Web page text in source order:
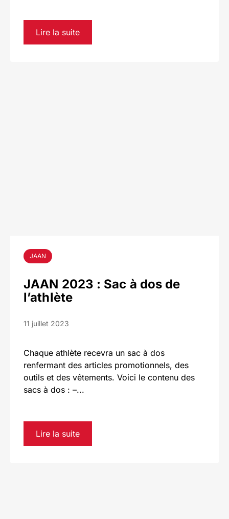
Lire la suite
JAAN
JAAN 2023 : Sac à dos de
l’athlète
11 juillet 2023
Chaque athlète recevra un sac à dos
renfermant des articles promotionnels, des
outils et des vêtements. Voici le contenu des
sacs à dos : –...
Lire la suite